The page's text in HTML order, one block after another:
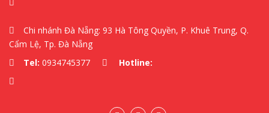
Chi nhánh Đà Nẵng: 93 Hà Tông Quyền, P. Khuê Trung, Q.
Cẩm Lệ, Tp. Đà Nẵng
Tel: 0934745377 Hotline: